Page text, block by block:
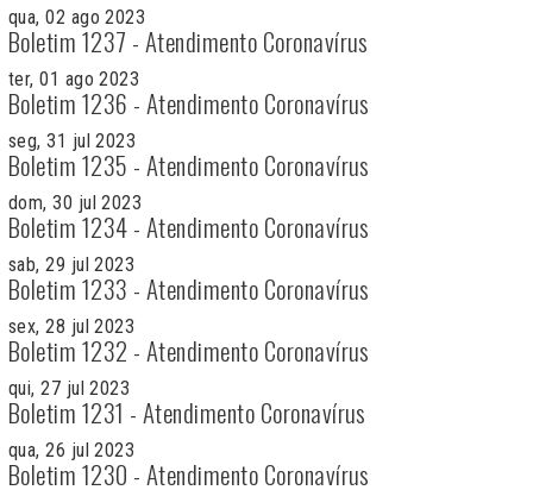
qua, 02 ago 2023
Boletim 1237 - Atendimento Coronavírus
ter, 01 ago 2023
Boletim 1236 - Atendimento Coronavírus
seg, 31 jul 2023
Boletim 1235 - Atendimento Coronavírus
dom, 30 jul 2023
Boletim 1234 - Atendimento Coronavírus
sab, 29 jul 2023
Boletim 1233 - Atendimento Coronavírus
sex, 28 jul 2023
Boletim 1232 - Atendimento Coronavírus
qui, 27 jul 2023
Boletim 1231 - Atendimento Coronavírus
qua, 26 jul 2023
Boletim 1230 - Atendimento Coronavírus